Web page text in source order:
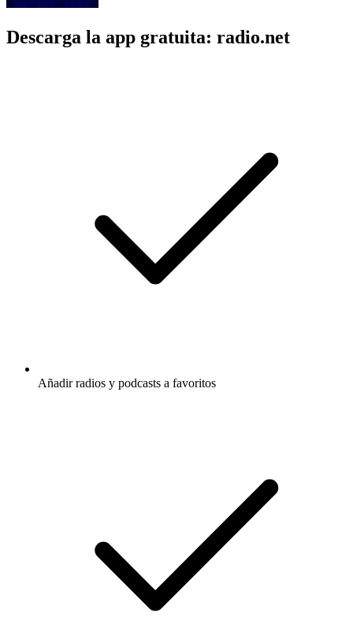
Descarga la app gratuita: radio.net
Añadir radios y podcasts a favoritos